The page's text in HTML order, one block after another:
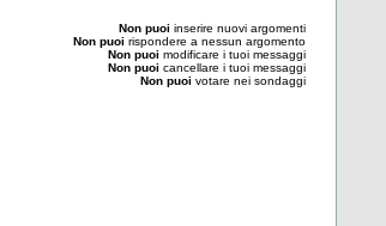
Non puoi inserire nuovi argomenti
Non puoi rispondere a nessun argomento
Non puoi modificare i tuoi messaggi
Non puoi cancellare i tuoi messaggi
Non puoi votare nei sondaggi